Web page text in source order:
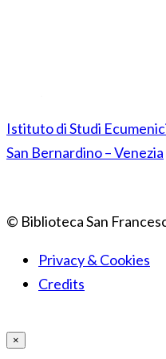
Istituto di Studi
San Bernardino – Venezia
© Biblioteca San
Privacy & Cookies
Credits
×